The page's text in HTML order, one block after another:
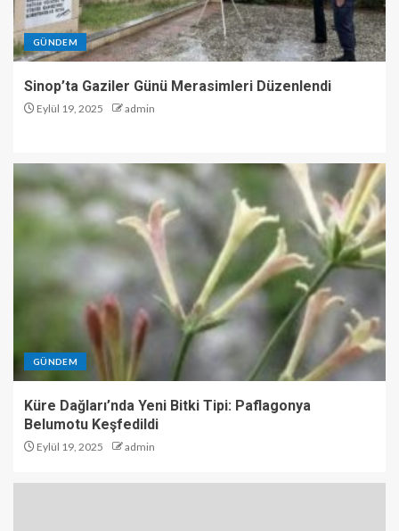
GÜNDEM
Sinop’ta Gaziler Günü Merasimleri Düzenlendi
Eylül 19, 2025 admin
GÜNDEM
Küre Dağları’nda Yeni Bitki Tipi: Paflagonya
Belumotu Keşfedildi
Eylül 19, 2025 admin